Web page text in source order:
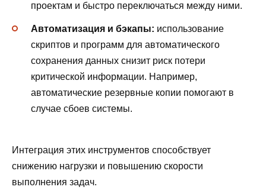
проектам и быстро переключаться между ними.
Автоматизация и бэкапы: использование
скриптов и программ для автоматического
сохранения данных снизит риск потери
критической информации. Например,
автоматические резервные копии помогают в
случае сбоев системы.
Интеграция этих инструментов способствует
снижению нагрузки и повышению скорости
выполнения задач.